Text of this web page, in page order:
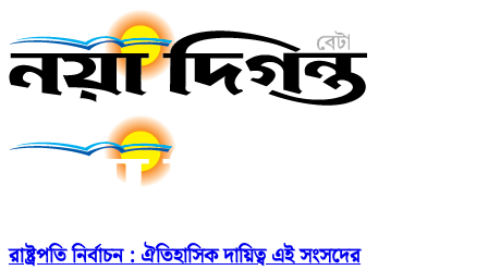
রাষ্ট্রপতি নির্বাচন : ঐতিহাসিক দায়িত্ব এই সংসদের